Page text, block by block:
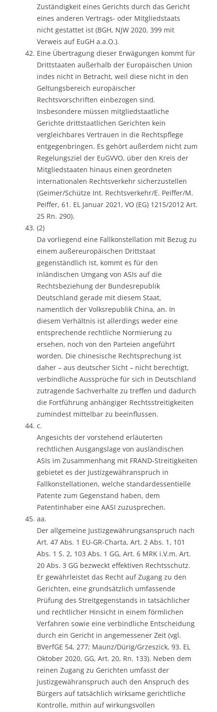
Zuständigkeit eines Gerichts durch das Gericht
eines anderen Vertrags- oder Mitgliedstaats
nicht gestattet ist (BGH, NJW 2020, 399 mit
Verweis auf EuGH a.a.O.).
Eine Übertragung dieser Erwägungen kommt für
Drittstaaten außerhalb der Europäischen Union
indes nicht in Betracht, weil diese nicht in den
Geltungsbereich europäischer
Rechtsvorschriften einbezogen sind.
Insbesondere müssen mitgliedstaatliche
Gerichte drittstaatlichen Gerichten kein
vergleichbares Vertrauen in die Rechtspflege
entgegenbringen. Es gehört außerdem nicht zum
Regelungsziel der EuGVVO, über den Kreis der
Mitgliedstaaten hinaus einen geordneten
internationalen Rechtsverkehr sicherzustellen
(Geimer/Schütze Int. Rechtsverkehr/E. Peiffer/M.
Peiffer, 61. EL Januar 2021, VO (EG) 1215/2012 Art.
25 Rn. 290).
(2)
Da vorliegend eine Fallkonstellation mit Bezug zu
einem außereuropäischen Drittstaat
gegenständlich ist, kommt es für den
inländischen Umgang von ASIs auf die
Rechtsbeziehung der Bundesrepublik
Deutschland gerade mit diesem Staat,
namentlich der Volksrepublik China, an. In
diesem Verhältnis ist allerdings weder eine
entsprechende rechtliche Normierung zu
ersehen, noch von den Parteien angeführt
worden. Die chinesische Rechtsprechung ist
daher – aus deutscher Sicht – nicht berechtigt,
verbindliche Aussprüche für sich in Deutschland
zutragende Sachverhalte zu treffen und dadurch
die Fortführung anhängiger Rechtsstreitigkeiten
zumindest mittelbar zu beeinflussen.
c.
Angesichts der vorstehend erläuterten
rechtlichen Ausgangslage von ausländischen
ASIs im Zusammenhang mit FRAND-Streitigkeiten
gebietet es der Justizgewähranspruch in
Fallkonstellationen, welche standardessentielle
Patente zum Gegenstand haben, dem
Patentinhaber eine AASI zuzusprechen.
aa.
Der allgemeine Justizgewährungsanspruch nach
Art. 47 Abs. 1 EU-GR-Charta, Art. 2 Abs. 1, 101
Abs. 1 S. 2, 103 Abs. 1 GG, Art. 6 MRK i.V.m. Art.
20 Abs. 3 GG bezweckt effektiven Rechtsschutz.
Er gewährleistet das Recht auf Zugang zu den
Gerichten, eine grundsätzlich umfassende
Prüfung des Streitgegenstands in tatsächlicher
und rechtlicher Hinsicht in einem förmlichen
Verfahren sowie eine verbindliche Entscheidung
durch ein Gericht in angemessener Zeit (vgl.
BVerfGE 54, 277; Maunz/Dürig/Grzeszick, 93. EL
Oktober 2020, GG, Art. 20, Rn. 133). Neben dem
reinen Zugang zu Gerichten umfasst der
Justizgewähranspruch auch den Anspruch des
Bürgers auf tatsächlich wirksame gerichtliche
Kontrolle, mithin auf wirkungsvollen